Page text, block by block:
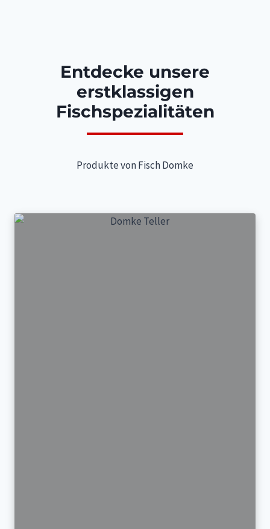
Entdecke unsere
erstklassigen
Fischspezialitäten
Produkte von Fisch Domke